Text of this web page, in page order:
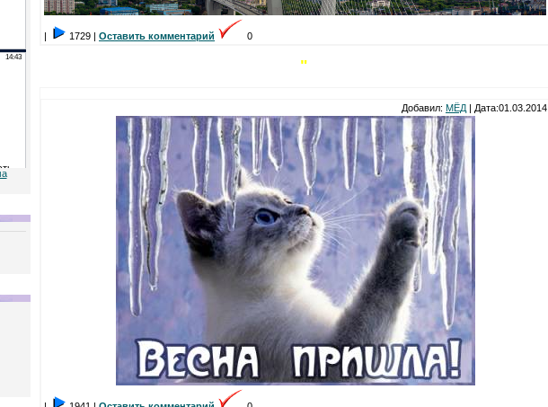
| 1729 | Оставить комментарий 0
"
Добавил: МЁД | Дата:01.03.2014